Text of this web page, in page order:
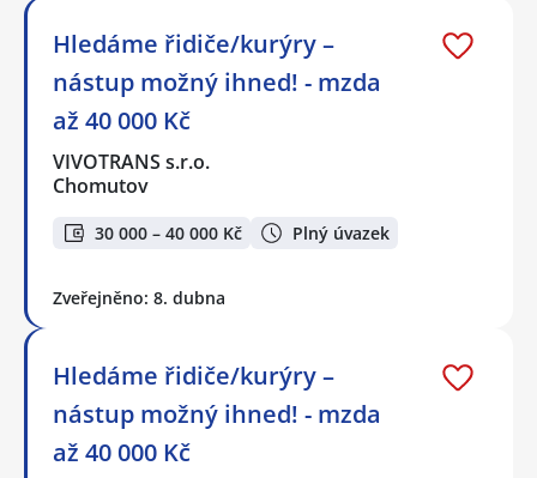
Hledáme řidiče/kurýry –
nástup možný ihned! - mzda
až 40 000 Kč
VIVOTRANS s.r.o.
Chomutov
30 000 – 40 000 Kč Plný úvazek
Zveřejněno: 8. dubna
Hledáme řidiče/kurýry –
nástup možný ihned! - mzda
až 40 000 Kč